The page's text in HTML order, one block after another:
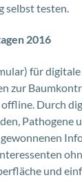
selbst testen.
2016
für
zur
Durch
und